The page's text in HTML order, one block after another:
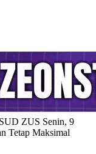
ZUS Senin, 9
Tetap Maksimal